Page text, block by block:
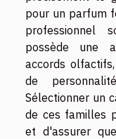
pour un parfum
professionnel
possède une
accords
de
Sélectionner un
de ces familles
et d'assurer